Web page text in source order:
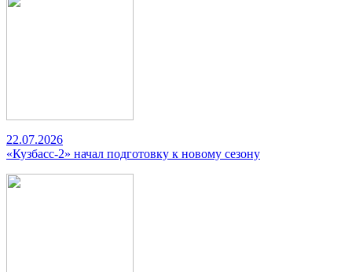
22.07.2026
«Кузбасс-2» начал подготовку к новому сезону